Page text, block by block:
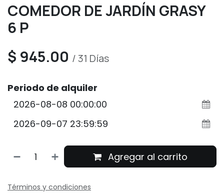
COMEDOR DE JARDÍN GRASY
6 P
$ 945.00 /31 Días
Periodo de alquiler
Agregar al carrito
Términos y condiciones